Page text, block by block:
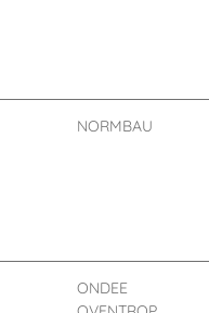
NORMBAU
ONDEE